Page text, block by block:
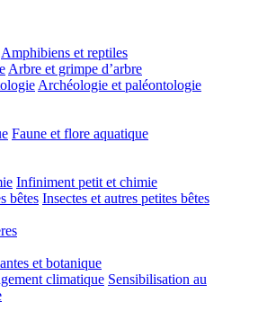
Amphibiens et reptiles
Arbre et grimpe d’arbre
Archéologie et paléontologie
Faune et flore aquatique
Infiniment petit et chimie
bêtes Insectes et autres petites bêtes
et botanique
climatique Sensibilisation au